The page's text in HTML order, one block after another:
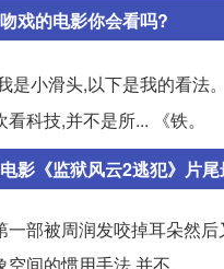
戏的电影你会看吗?
是小滑头,以下是我的看法
看科技,并不是所... 《铁。
影《监狱风云2逃犯》片
一部被周润发咬掉耳朵然